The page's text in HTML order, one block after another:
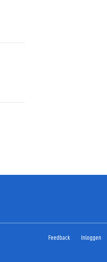
Feedback Inloggen